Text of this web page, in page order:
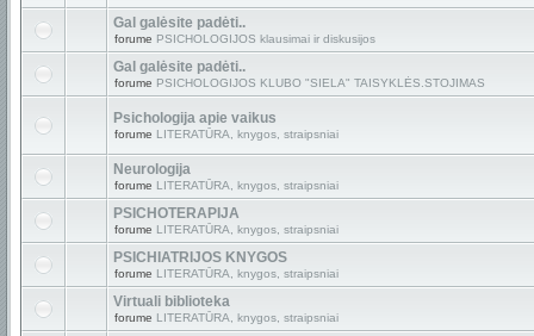
Gal galėsite padėti..
forume PSICHOLOGIJOS klausimai ir diskusijos
Gal galėsite padėti..
forume PSICHOLOGIJOS KLUBO "SIELA" TAISYKLĖS.STOJIMAS
Psichologija apie vaikus
forume LITERATŪRA, knygos, straipsniai
Neurologija
forume LITERATŪRA, knygos, straipsniai
PSICHOTERAPIJA
forume LITERATŪRA, knygos, straipsniai
PSICHIATRIJOS KNYGOS
forume LITERATŪRA, knygos, straipsniai
Virtuali biblioteka
forume LITERATŪRA, knygos, straipsniai